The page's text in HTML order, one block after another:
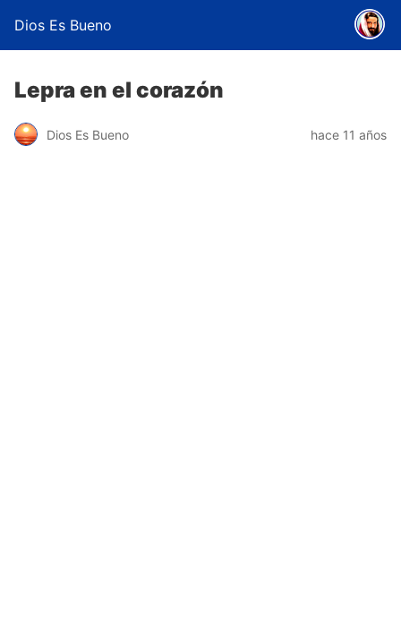
Dios Es Bueno
Lepra en el corazón
Dios Es Bueno hace 11 años